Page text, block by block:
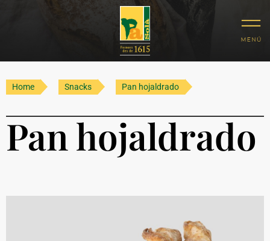
Home Snacks Pan hojaldrado
Pan hojaldrado